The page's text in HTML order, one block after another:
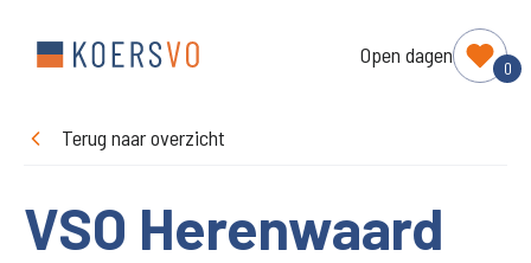
Open dagen
0
Terug naar overzicht
VSO Herenwaard